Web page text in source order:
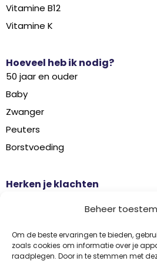
Beheer
Om de beste ervaringen te bieden,
zoals cookies om informatie over je
raadplegen. Door in te stemmen met
Vitamine B12
Vitamine K
Hoeveel heb ik nodig?
50 jaar en ouder
Baby
Zwanger
Peuters
Borstvoeding
Herken je klachten
Griep
Haaruitval